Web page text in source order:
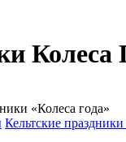
Колеса
Кельтские